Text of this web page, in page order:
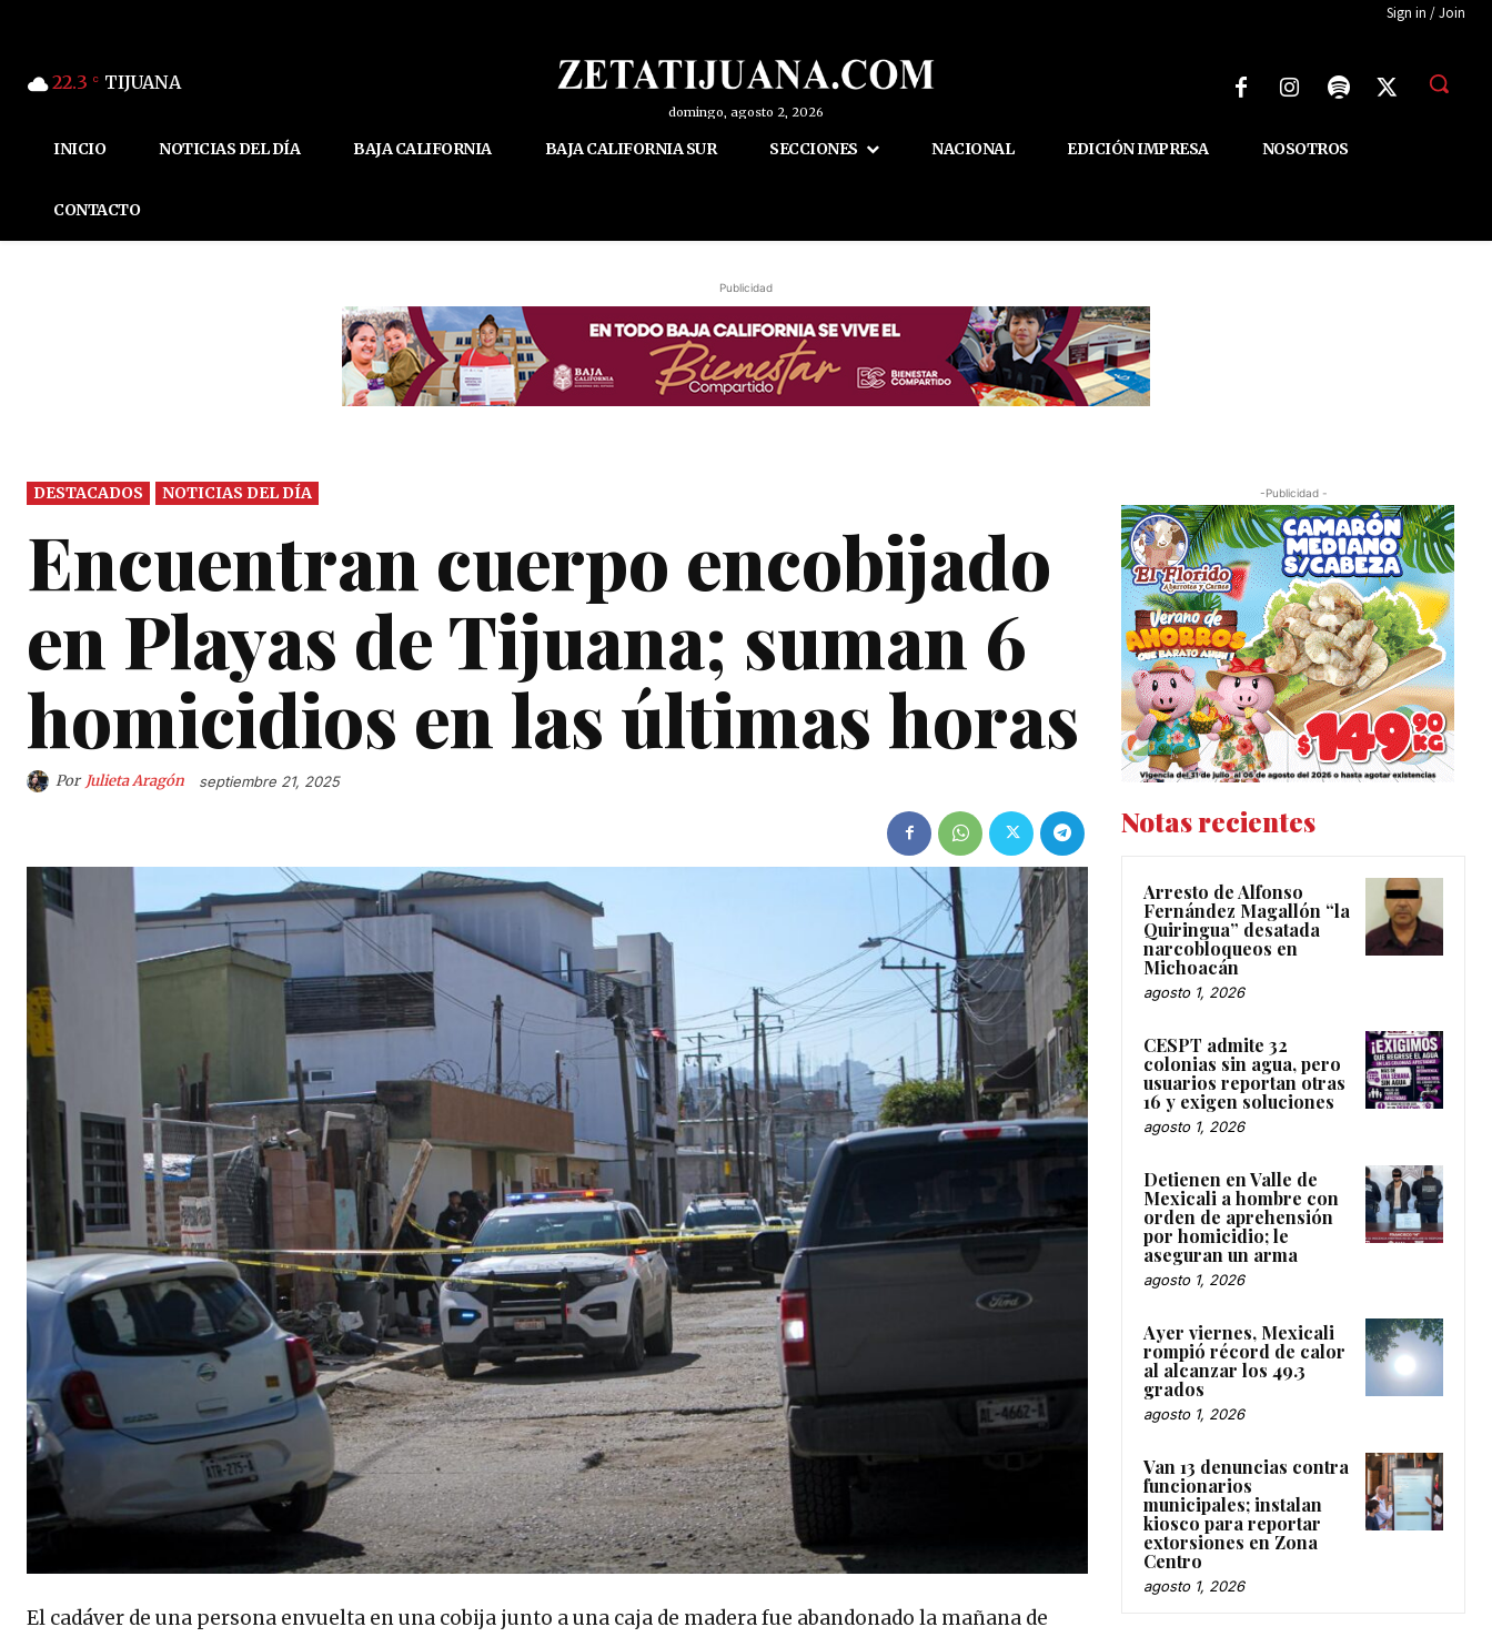
Sign in / Join
22.3 C TIJUANA
domingo, agosto 2, 2026
INICIO NOTICIAS DEL DÍA BAJA CALIFORNIA BAJA CALIFORNIA SUR SECCIONES NACIONAL EDICIÓN IMPRESA NOSOTROS
CONTACTO
Publicidad
DESTACADOS NOTICIAS DEL DÍA
Encuentran cuerpo encobijado
en Playas de Tijuana; suman 6
homicidios en las últimas horas
Por Julieta Aragón septiembre 21, 2025
El cadáver de una persona envuelta en una cobija junto a una caja de madera fue abandonado la mañana de
-Publicidad -
Notas recientes
Arresto de Alfonso
Fernández Magallón “la
Quiringua” desatada
narcobloqueos en
Michoacán
agosto 1, 2026
CESPT admite 32
colonias sin agua, pero
usuarios reportan otras
16 y exigen soluciones
agosto 1, 2026
Detienen en Valle de
Mexicali a hombre con
orden de aprehensión
por homicidio; le
aseguran un arma
agosto 1, 2026
Ayer viernes, Mexicali
rompió récord de calor
al alcanzar los 49.3
grados
agosto 1, 2026
Van 13 denuncias contra
funcionarios
municipales; instalan
kiosco para reportar
extorsiones en Zona
Centro
agosto 1, 2026